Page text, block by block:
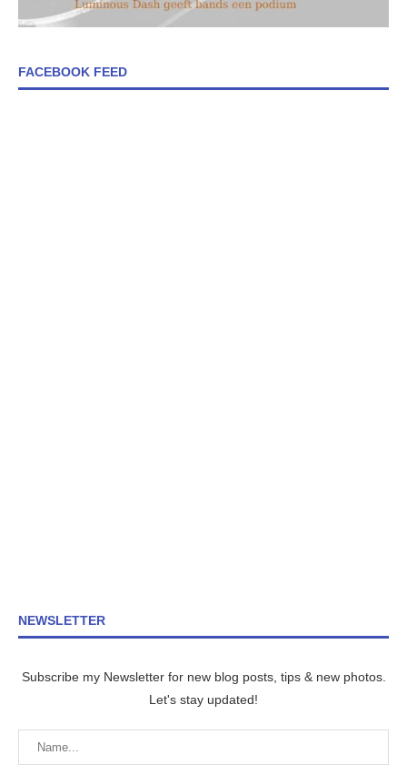
FACEBOOK FEED
NEWSLETTER
Subscribe my Newsletter for new blog posts, tips & new photos.
Let's stay updated!